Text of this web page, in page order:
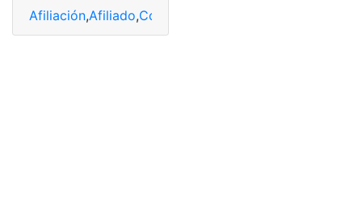
Afiliación,Afiliado,Consulta